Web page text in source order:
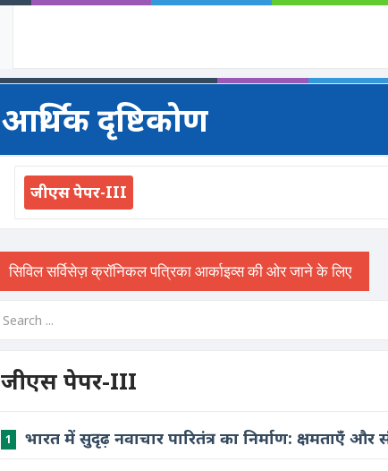
आर्थिक दृष्टिकोण
जीएस पेपर-III
जीएस पेपर-III
1 भारत में सुदृढ़ नवाचार पारितंत्र का निर्माण: क्षमताएँ